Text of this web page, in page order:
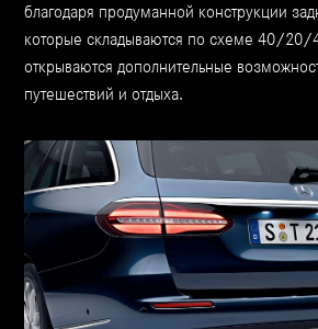
благодаря продуманной конструкции
которые складываются по схеме 40/
открываются дополнительные
путешествий и отдыха.